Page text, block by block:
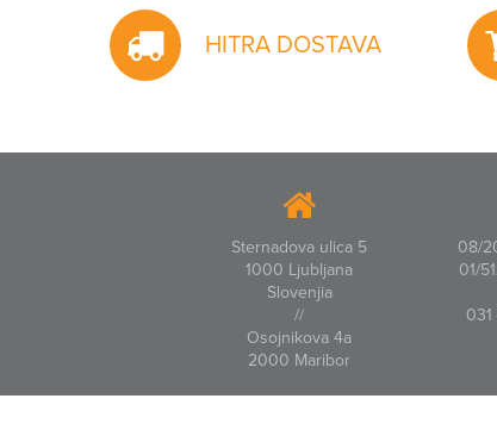
HITRA DOSTAVA
Sternadova ulica 5
1000 Ljubljana
Slovenjia
//
Osojnikova 4a
2000 Maribor
08/
01/